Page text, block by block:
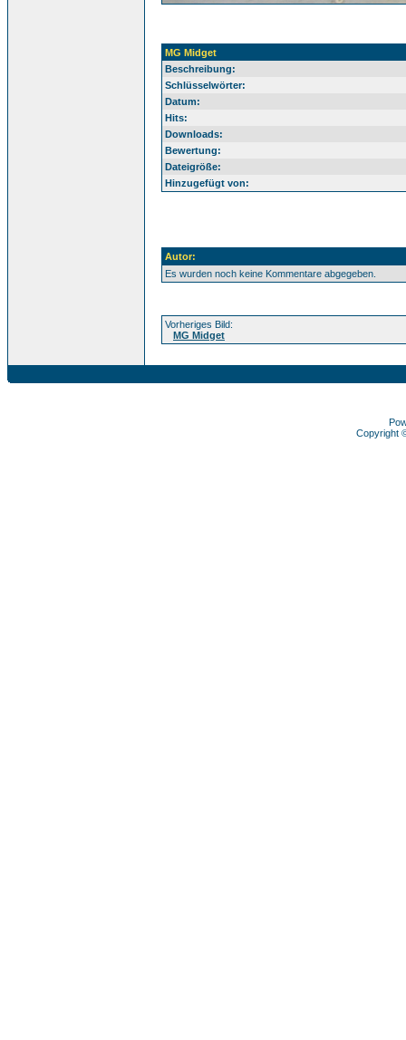
MG Midget
Beschreibung:
Schlüsselwörter:
Datum:
Hits:
Downloads:
Bewertung:
Dateigröße:
Hinzugefügt von:
Autor:
Es wurden noch keine Kommentare abgegeben.
Vorheriges Bild:
MG Midget
Copyright